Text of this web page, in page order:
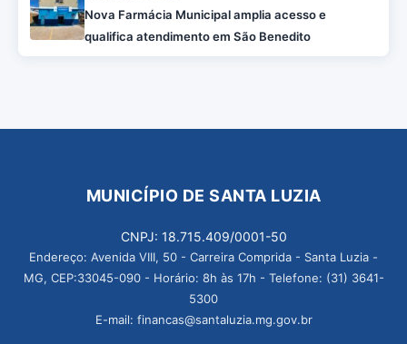
Nova Farmácia Municipal amplia acesso e
qualifica atendimento em São Benedito
MUNICÍPIO DE SANTA LUZIA
CNPJ: 18.715.409/0001-50
Endereço: Avenida VIII, 50 - Carreira Comprida - Santa Luzia -
MG, CEP:33045-090 - Horário: 8h às 17h - Telefone: (31) 3641-
5300
E-mail: financas@santaluzia.mg.gov.br